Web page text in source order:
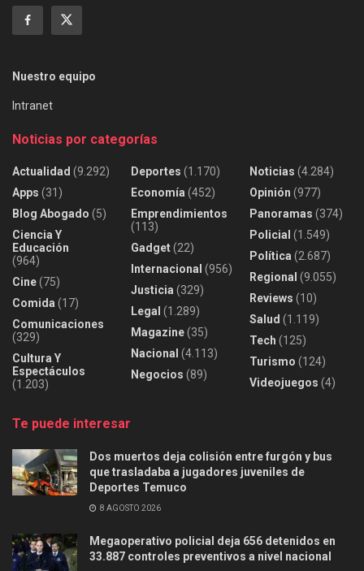
Nuestro equipo
Intranet
Noticias por categorías
Actualidad (9.292)
Apps (31)
Blog Abogado (5)
Ciencia Y
Educación
(964)
Cine(75)
Comida (17)
Comunicaciones
(329)
Cultura Y
Espectáculos
(1.203)
Deportes (1.170)
Economía (452)
Emprendimientos
(113)
Gadget(22)
Internacional (956)
Justicia (329)
Legal (1.289)
Magazine(35)
Nacional (4.113)
Negocios (89)
Noticias (4.284)
Opinión (977)
Panoramas (374)
Policial (1.549)
Política (2.687)
Regional (9.055)
Reviews (10)
Salud (1.119)
Tech (125)
Turismo (124)
Videojuegos (4)
Te puede interesar
Dos muertos deja colisión entre furgón y bus
que trasladaba a jugadores juveniles de
Deportes Temuco
8 AGOSTO 2026
Megaoperativo policial deja 656 detenidos en
33.887 controles preventivos a nivel nacional